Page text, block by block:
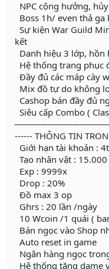
NPC cộng hưởng,
Boss 1h/ even thả ga
Sự kiện War Guild
kết
Danh hiệu 3 lớp, hồn
Hệ thống trang phục
Đầy đủ các máp cày
Mix đồ tự do không
Cashop bán đầy đủ
Siêu cấp Combo (
------ THÔNG TIN
Giới hạn tài khoản :
Tạo nhân vật :
Exp : 9999x
Drop : 20%
Đồ max 3 op
Ghrs : 20 lần /ngày
10 Wcoin /1 quái (
Bán ngọc vào Shop
Auto reset in game
Ngân hàng ngọc
Hệ thống tăng dame